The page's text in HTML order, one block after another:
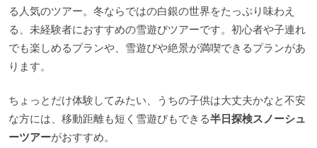
る人気のツアー。冬ならではの白銀の世界をたっぷり味わえ
る、未経験者におすすめの雪遊びツアーです。初心者や子連れ
でも楽しめるプランや、雪遊びや絶景が満喫できるプランがあ
ります。
ちょっとだけ体験してみたい、うちの子供は大丈夫かなと不安
な方には、移動距離も短く雪遊びもできる半日探検スノーシュ
ーツアーがおすすめ。